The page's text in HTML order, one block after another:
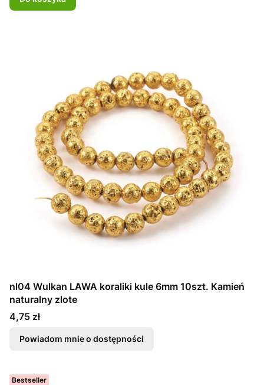
nl04 Wulkan LAWA koraliki kule 6mm 10szt. Kamień
naturalny zlote
Cena
4,75 zł
Powiadom mnie o dostępności
Bestseller